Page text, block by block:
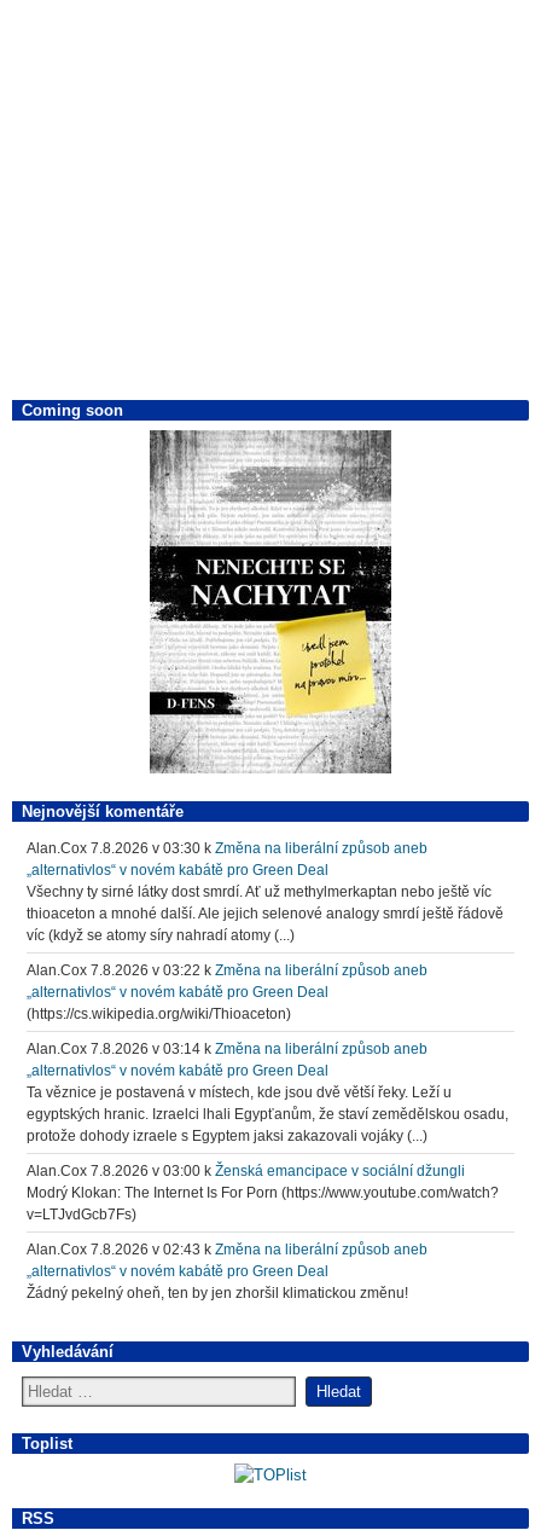
Coming soon
Nejnovější komentáře
Alan.Cox 7.8.2026 v 03:30 k Změna na liberální způsob aneb
„alternativlos“ v novém kabátě pro Green Deal
Všechny ty sirné látky dost smrdí. Ať už methylmerkaptan nebo ještě víc
thioaceton a mnohé další. Ale jejich selenové analogy smrdí ještě řádově
víc (když se atomy síry nahradí atomy (...)
Alan.Cox 7.8.2026 v 03:22 k Změna na liberální způsob aneb
„alternativlos“ v novém kabátě pro Green Deal
(https://cs.wikipedia.org/wiki/Thioaceton)
Alan.Cox 7.8.2026 v 03:14 k Změna na liberální způsob aneb
„alternativlos“ v novém kabátě pro Green Deal
Ta věznice je postavená v místech, kde jsou dvě větší řeky. Leží u
egyptských hranic. Izraelci lhali Egypťanům, že staví zemědělskou osadu,
protože dohody izraele s Egyptem jaksi zakazovali vojáky (...)
Alan.Cox 7.8.2026 v 03:00 k Ženská emancipace v sociální džungli
Modrý Klokan: The Internet Is For Porn (https://www.youtube.com/watch?
v=LTJvdGcb7Fs)
Alan.Cox 7.8.2026 v 02:43 k Změna na liberální způsob aneb
„alternativlos“ v novém kabátě pro Green Deal
Žádný pekelný oheň, ten by jen zhoršil klimatickou změnu!
Vyhledávání
Toplist
RSS